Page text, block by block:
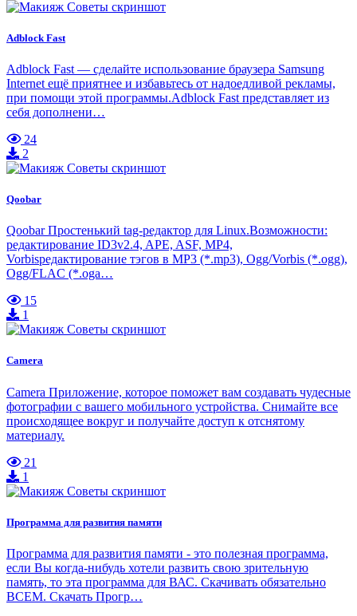
Adblock Fast
Adblock Fast — сделайте использование браузера Samsung
Internet ещё приятнее и избавьтесь от надоедливой рекламы,
при помощи этой программы.Adblock Fast представляет из
себя дополнени…
24
2
Qoobar
Qoobar Простенький tag-редактор для Linux.Возможности:
редактирование ID3v2.4, APE, ASF, MP4,
Vorbisредактирование тэгов в MP3 (*.mp3), Ogg/Vorbis (*.ogg),
Ogg/FLAC (*.oga…
15
1
Camera
Camera Приложение, которое поможет вам создавать чудесные
фотографии с вашего мобильного устройства. Снимайте все
происходящее вокруг и получайте доступ к отснятому
материалу.
21
1
Программа для развития памяти
Программа для развития памяти - это полезная программа,
если Вы когда-нибудь хотели развить свою зрительную
память, то эта программа для ВАС. Скачивать обязательно
ВСЕМ. Скачать Прогр…